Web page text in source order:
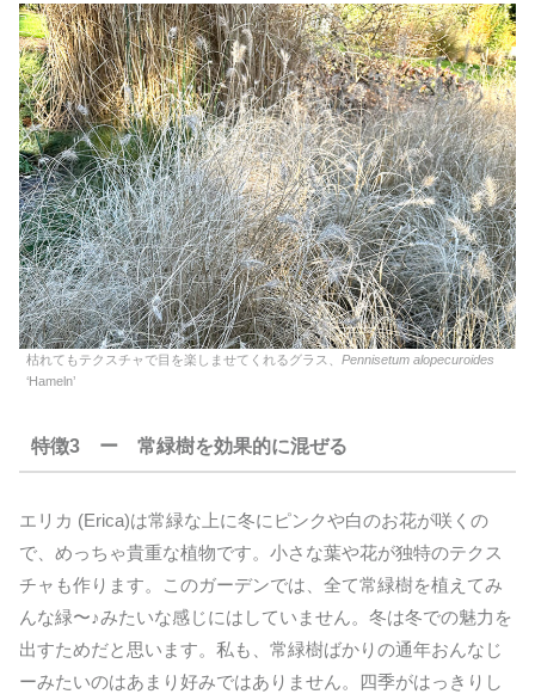
枯れてもテクスチャで目を楽しませてくれるグラス、 Pennisetum alopecuroides
‘Hameln’
特徴3 ー 常緑樹を効果的に混ぜる
エリカ (Erica)は常緑な上に冬にピンクや白のお花が咲くの
で、めっちゃ貴重な植物です。小さな葉や花が独特のテクス
チャも作ります。このガーデンでは、全て常緑樹を植えてみ
んな緑〜♪みたいな感じにはしていません。冬は冬での魅力を
出すためだと思います。私も、常緑樹ばかりの通年おんなじ
ーみたいのはあまり好みではありません。四季がはっきりし